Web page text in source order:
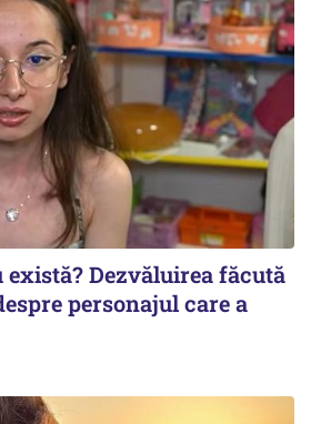
există? Dezvăluirea făcută
personajul care a